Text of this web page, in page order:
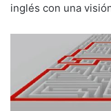
inglés con una